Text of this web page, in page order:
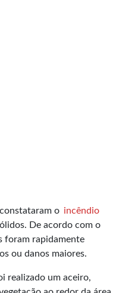
o incêndio
De acordo com o
foram rapidamente
ou danos maiores.
realizado um aceiro,